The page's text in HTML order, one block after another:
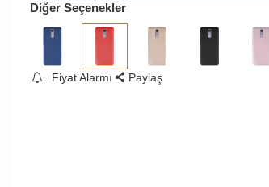
Diğer Seçenekler
Fiyat Alarmı Paylaş